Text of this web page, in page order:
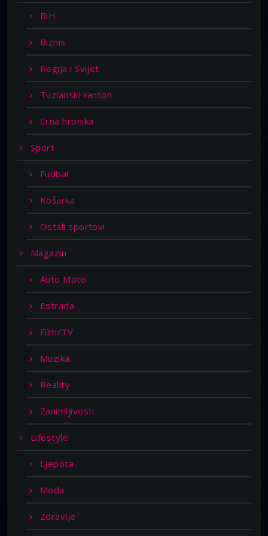
BiH
Biznis
Regija i Svijet
Tuzlanski kanton
Crna hronika
Sport
Fudbal
Košarka
Ostali sportovi
Magazin
Auto Moto
Estrada
Film/TV
Muzika
Reality
Zanimljivosti
Lifestyle
Ljepota
Moda
Zdravlje